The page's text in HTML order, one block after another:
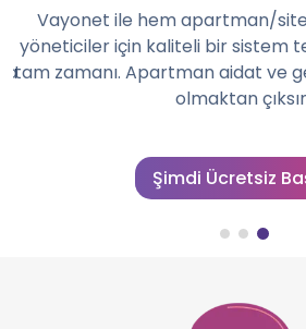
Vayonet ile hem apartman/
yöneticiler için kaliteli bir sistem
tam zamanı. Apartman aidat ve
olmaktan
Şimdi Ücretsiz